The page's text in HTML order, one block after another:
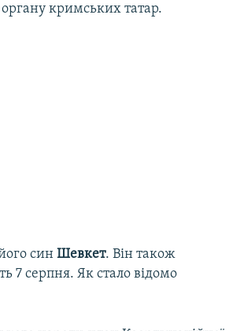
органу кримських татар.
синШевкет. Він також
7 серпня. Як стало відомо